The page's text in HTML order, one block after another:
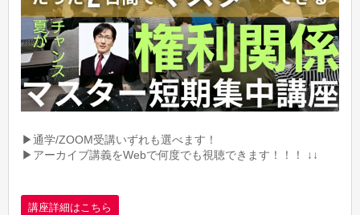
▶通学/ZOOM受講いずれも選べます！
▶アーカイブ講義をWebで何度でも視聴できます！！！ ↓↓
講座詳細はこちら